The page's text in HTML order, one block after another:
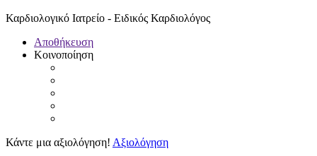
Καρδιολογικό Ιατρείο - Ειδικός Καρδιολόγος
Αποθήκευση
Κοινοποίηση
Κάντε μια αξιολόγηση! Αξιολόγηση